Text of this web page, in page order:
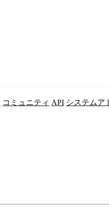
コミュニティ API システムア